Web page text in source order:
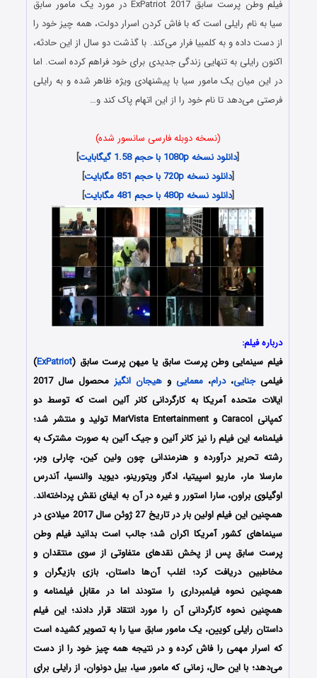
فیلم وطن پرست سابق ExPatriot 2017 در مورد یک مامور سابق
سیا به نام رایلی است که با فاش کردن اسرار دولت، همه چیز خود را
از دست داده و به کلمبیا فرار می‌کند. با گذشت دو سال از این حادثه،
اکنون رایلی به تنهایی زندگی جدیدی برای خود فراهم کرده است. اما
در این میان یک مامور سیا با پیشنهادی ویژه ظاهر شده و به رایلی
فرصتی می‌دهد تا نام خود را از این اتهام پاک کند و…
(نسخه دوبله فارسی سانسور شده)
[دانلود نسخه 1080p با حجم 1.58 گیگابایت
]
[دانلود نسخه 720p با حجم 851 مگابایت
]
[دانلود نسخه 480p با حجم 481 مگابایت ]
درباره فیلم:
فیلم سینمایی وطن پرست سابق یا میهن پرست سابق (ExPatriot
)
فیلمیجنایی،درام،معمایی و هیجان انگیز
محصول سال 2017
ایالات متحده آمریکا به کارگردانی کانر آلین است که توسط دو
کمپانی Caracol و MarVista Entertainment تولید و منتشر شد؛
فیلمنامه این فیلم را نیز کانر آلین و جیک آلین به صورت مشترک به
رشته تحریر درآورده و هنرمندانی چون ولین کین، چارلی وبر،
مارسلا مار، ماریو اسپیتیا، ادگار ویتورینو، دیوید والنسیا، آندرس
اوگیلوی براون، سارا استورر و غیره در آن به ایفای نقش پرداخته‌اند.
همچنین این فیلم اولین بار در تاریخ 27 ژوئن سال 2017 میلادی در
سینماهای کشور آمریکا اکران شد؛ جالب است بدانید فیلم وطن
پرست سابق پس از پخش نقدهای متفاوتی از سوی منتقدان و
مخاطبین دریافت کرد؛ اغلب آن‌ها داستان، بازی بازیگران و
همچنین نحوه فیلمبرداری را ستودند اما در مقابل فیلمنامه و
همچنین نحوه کارگردانی آن را مورد انتقاد قرار دادند؛ این فیلم
داستان رایلی کویین، یک مامور سابق سیا را به تصویر کشیده است
که اسرار مهمی را فاش کرده و در نتیجه همه چیز خود را از دست
می‌دهد؛ با این حال، زمانی که مامور سیا، بیل دونوان، از رایلی برای